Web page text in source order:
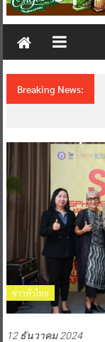
Thailand
New
Breaking News:
ข่าวทั่วไทย
12 ธันวาคม 2024